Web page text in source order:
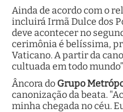
Ainda de acordo com o
incluirá Irmã Dulce dos
deve acontecer no
cerimônia é belíssima,
Vaticano. A partir da
cultuada em todo
Âncora do Grupo
canonização da beata.
minha chegada no céu.